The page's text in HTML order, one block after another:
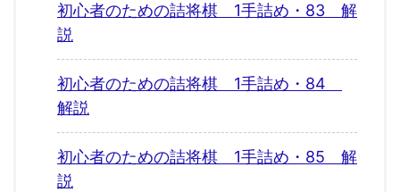
初心者のための詰将棋 1手詰め・83 解
説
初心者のための詰将棋 1手詰め・84
解説
初心者のための詰将棋 1手詰め・85 解
説